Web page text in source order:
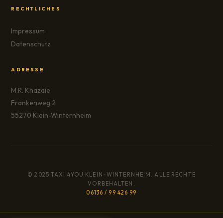
RECHTLICHES
Impressum
Datenschutz
ADRESSE
M.R. Khazaie
Frankenweg 2
55270 Klein-Winternheim
© 2025 TAXI 4YOU KLEIN-WINTERNHEIM. ALLE RECHTE
VORBEHALTEN.
06136 / 99 426 99